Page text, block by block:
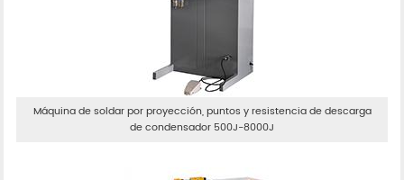
Máquina de soldar por proyección, puntos y resistencia de descarga
de condensador 500J-8000J